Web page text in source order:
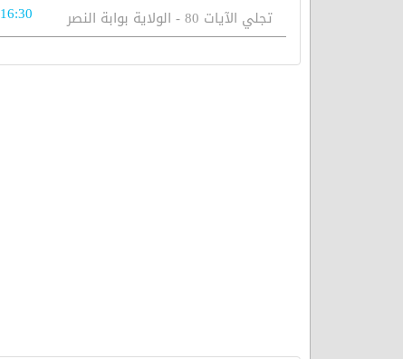
تجلي الآيات 80 - الولاية بوابة النصر 16:30